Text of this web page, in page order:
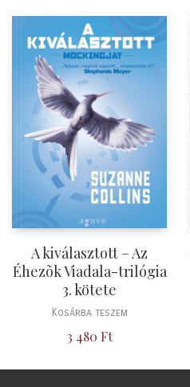
A kiválasztott – Az
Éhezõk Viadala-trilógia
3. kötete
Kosárba teszem
3 480 Ft